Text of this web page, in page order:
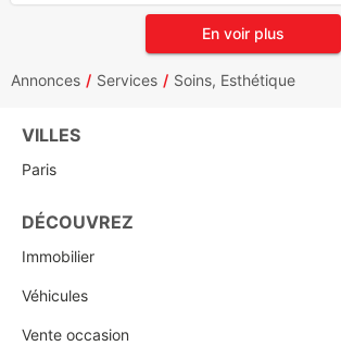
En voir plus
Annonces Services Soins, Esthétique
VILLES
Paris
DÉCOUVREZ
Immobilier
Véhicules
Vente occasion